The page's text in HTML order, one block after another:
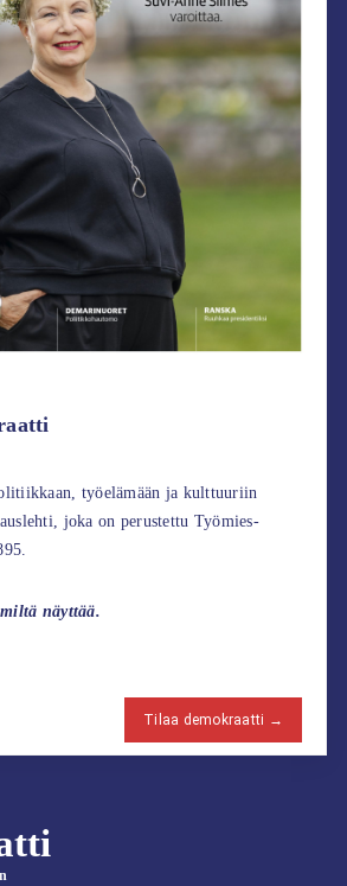
työelämään ja kulttuuriin
joka on perustettu Työmies-
näyttää.
Tilaa demokraatti →